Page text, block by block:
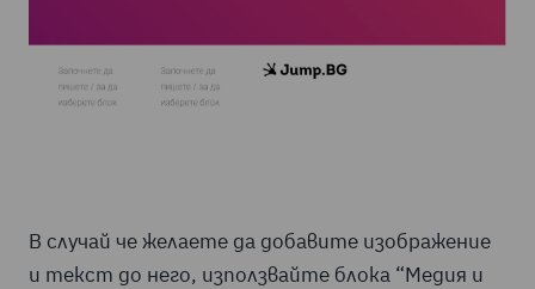
В случай че желаете да добавите изображение
и текст до него, използвайте блока “Медия и